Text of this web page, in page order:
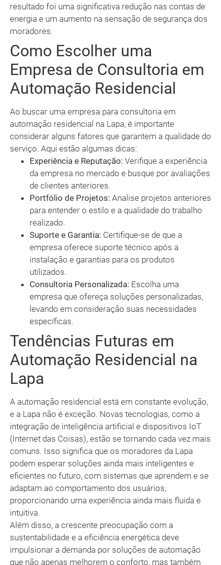
resultado foi uma significativa redução nas contas de
energia e um aumento na sensação de segurança dos
moradores.
Como Escolher uma
Empresa de Consultoria em
Automação Residencial
Ao buscar uma empresa para consultoria em
automação residencial na Lapa, é importante
considerar alguns fatores que garantem a qualidade do
serviço. Aqui estão algumas dicas:
Experiência e Reputação: Verifique a experiência
da empresa no mercado e busque por avaliações
de clientes anteriores.
Portfólio de Projetos: Analise projetos anteriores
para entender o estilo e a qualidade do trabalho
realizado.
Suporte e Garantia: Certifique-se de que a
empresa oferece suporte técnico após a
instalação e garantias para os produtos
utilizados.
Consultoria Personalizada: Escolha uma
empresa que ofereça soluções personalizadas,
levando em consideração suas necessidades
específicas.
Tendências Futuras em
Automação Residencial na
Lapa
A automação residencial está em constante evolução,
e a Lapa não é exceção. Novas tecnologias, como a
integração de inteligência artificial e dispositivos IoT
(Internet das Coisas), estão se tornando cada vez mais
comuns. Isso significa que os moradores da Lapa
podem esperar soluções ainda mais inteligentes e
eficientes no futuro, com sistemas que aprendem e se
adaptam ao comportamento dos usuários,
proporcionando uma experiência ainda mais fluida e
intuitiva.
Além disso, a crescente preocupação com a
sustentabilidade e a eficiência energética deve
impulsionar a demanda por soluções de automação
que não apenas melhorem o conforto, mas também